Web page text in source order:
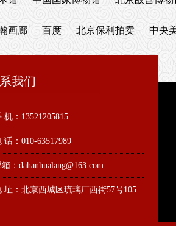
画廊 百度 北京保利拍卖 中央
我们
机：13521205815
话：010-63517989
箱：dahanhualang@163.com
址：北京西城区琉璃厂西街57号105